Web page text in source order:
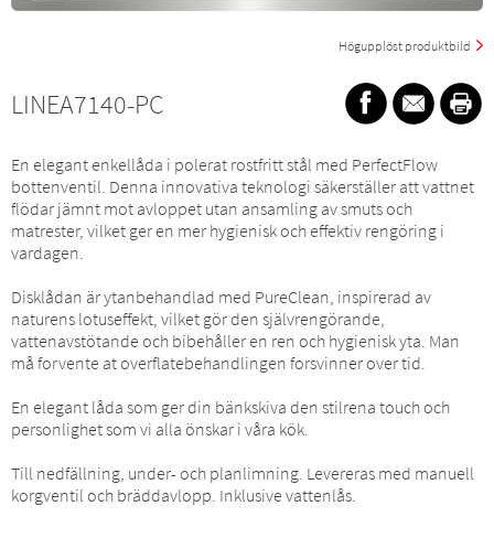
Högupplöst produktbild
LINEA7140-PC
En elegant enkellåda i polerat rostfritt stål med PerfectFlow
bottenventil. Denna innovativa teknologi säkerställer att vattnet
flödar jämnt mot avloppet utan ansamling av smuts och
matrester, vilket ger en mer hygienisk och effektiv rengöring i
vardagen.
Disklådan är ytanbehandlad med PureClean, inspirerad av
naturens lotuseffekt, vilket gör den självrengörande,
vattenavstötande och bibehåller en ren och hygienisk yta. Man
må forvente at overflatebehandlingen forsvinner over tid.
En elegant låda som ger din bänkskiva den stilrena touch och
personlighet som vi alla önskar i våra kök.
Till nedfällning, under- och planlimning. Levereras med manuell
korgventil och bräddavlopp. Inklusive vattenlås.